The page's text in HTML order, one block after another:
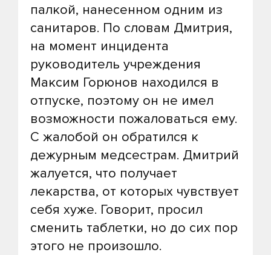
палкой, нанесенном одним из
санитаров. По словам Дмитрия,
на момент инцидента
руководитель учреждения
Максим Горюнов находился в
отпуске, поэтому он не имел
возможности пожаловаться ему.
С жалобой он обратился к
дежурным медсестрам. Дмитрий
жалуется, что получает
лекарства, от которых чувствует
себя хуже. Говорит, просил
сменить таблетки, но до сих пор
этого не произошло.